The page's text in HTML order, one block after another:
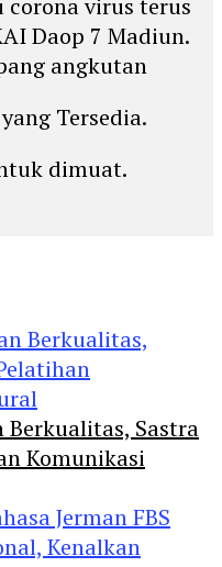
corona virus terus
Daop 7 Madiun.
angkutan
Tersedia.
dimuat.
Sastra
Komunikasi